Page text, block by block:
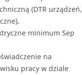
(DTR urządzeń,
minimum Sep
na
pracy w dziale